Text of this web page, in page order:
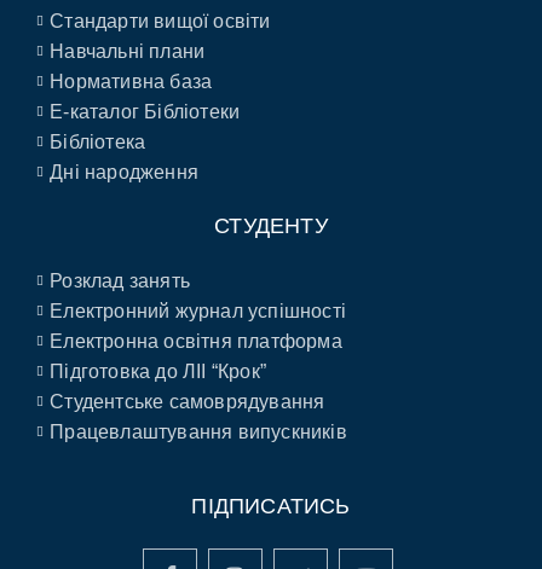
Стандарти вищої освіти
Навчальні плани
Нормативна база
E-каталог Бібліотеки
Бібліотека
Дні народження
СТУДЕНТУ
Розклад занять
Електронний журнал успішності
Електронна освітня платформа
Підготовка до ЛІІ “Крок”
Студентське самоврядування
Працевлаштування випускників
ПІДПИСАТИСЬ